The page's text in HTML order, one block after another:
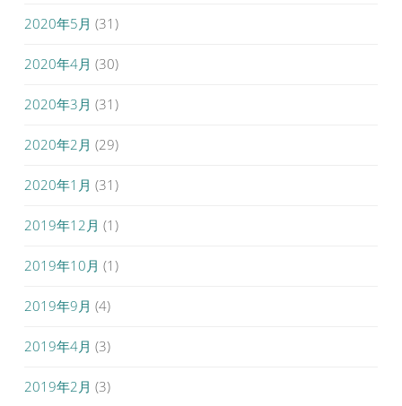
2020年5月 (31)
2020年4月 (30)
2020年3月 (31)
2020年2月 (29)
2020年1月 (31)
2019年12月 (1)
2019年10月 (1)
2019年9月 (4)
2019年4月 (3)
2019年2月 (3)